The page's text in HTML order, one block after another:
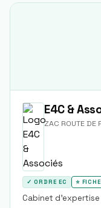
E4C &
ZAC ROUTE DE
✓ ORDRE EC ⭐
Cabinet